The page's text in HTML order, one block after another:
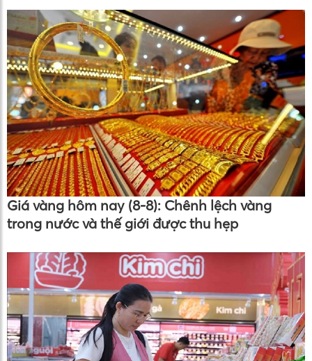
Giá vàng hôm nay (8-8): Chênh lệch vàng
trong nước và thế giới được thu hẹp